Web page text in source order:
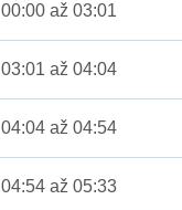
00:00 až 03:01
03:01 až 04:04
04:04 až 04:54
04:54 až 05:33